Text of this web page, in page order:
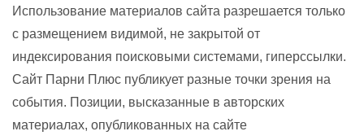
Использование материалов сайта разрешается только
с размещением видимой, не закрытой от
индексирования поисковыми системами, гиперссылки.
Сайт Парни Плюс публикует разные точки зрения на
события. Позиции, высказанные в авторских
материалах, опубликованных на сайте